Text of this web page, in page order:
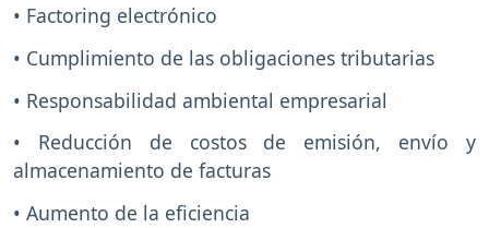
• Factoring electrónico
• Cumplimiento de las obligaciones tributarias
• Responsabilidad ambiental empresarial
• Reducción de costos de emisión, envío y
almacenamiento de facturas
• Aumento de la eficiencia